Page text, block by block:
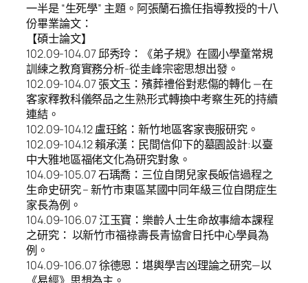
一半是 “生死學” 主題。阿張蘭石擔任指導教授的十八
份畢業論文：
【碩士論文】
102.09-104.07 邱秀玲：《弟子規》在國小學童常規
訓練之教育實務分析-從圭峰宗密思想出發。
102.09-104.07 張文玉：殯葬禮俗對悲傷的轉化 —在
客家釋教科儀祭品之生熟形式轉換中考察生死的持續
連結。
102.09-104.12 盧玨銘：新竹地區客家喪服研究。
102.09-104.12 賴承漢：民間信仰下的墓園設計:以臺
中大雅地區福佬文化為研究對象。
104.09-105.07 石瑀喬：三位自閉兒家長皈信過程之
生命史研究 – 新竹市東區某國中同年級三位自閉症生
家長為例。
104.09-106.07 江玉寶：樂齡人士生命故事繪本課程
之研究： 以新竹市福祿壽長青協會日托中心學員為
例。
104.09-106.07 徐德恩：堪輿學吉凶理論之研究—以